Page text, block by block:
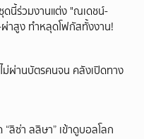
ชุดนี้ร่วมงานแต่ง "ณเดชน์-
สูง ทำหลุดโฟกัสทั้งงาน!
ม่ผ่านบัตรคนจน คลังเปิดทาง
ลิซ่า ลลิษา” เข้าดูบอลโลก